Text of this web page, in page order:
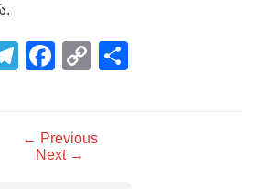
Telegram
Facebook
Copy
← Previous
Next →